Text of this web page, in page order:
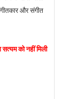
और संगीत
को नहीं मिली